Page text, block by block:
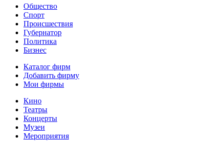
Общество
Спорт
Происшествия
Губернатор
Политика
Бизнес
Каталог фирм
Добавить фирму
Мои фирмы
Кино
Театры
Концерты
Музеи
Мероприятия